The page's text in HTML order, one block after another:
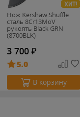
ХИТ!
Нож Kershaw Shuffle
cталь 8Cr13MoV
рукоять Black GRN
(8700BLK)
3 700 ₽
5.0
В корзину